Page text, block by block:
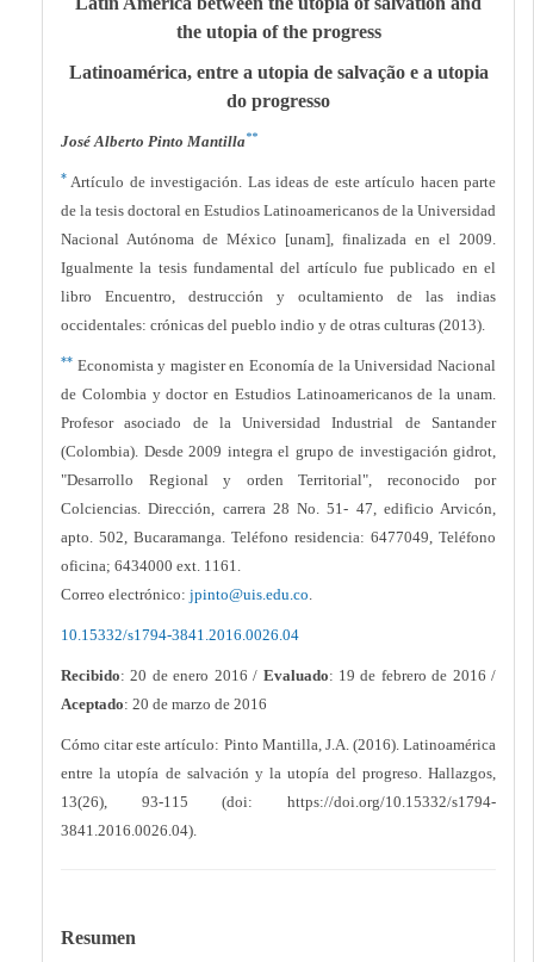
the utopia of the progress
Latinoamérica, entre a utopia de salvação e a utopia
do progresso
José Alberto Pinto Mantilla**
* Artículo de investigación. Las ideas de este artículo hacen parte
de la tesis doctoral en Estudios Latinoamericanos de la Universidad
Nacional Autónoma de México [unam], finalizada en el 2009.
Igualmente la tesis fundamental del artículo fue publicado en el
libro Encuentro, destrucción y ocultamiento de las indias
occidentales: crónicas del pueblo indio y de otras culturas (2013).
** Economista y magister en Economía de la Universidad Nacional
de Colombia y doctor en Estudios Latinoamericanos de la unam.
Profesor asociado de la Universidad Industrial de Santander
(Colombia). Desde 2009 integra el grupo de investigación gidrot,
"Desarrollo Regional y orden Territorial", reconocido por
Colciencias. Dirección, carrera 28 No. 51- 47, edificio Arvicón,
apto. 502, Bucaramanga. Teléfono residencia: 6477049, Teléfono
oficina; 6434000 ext. 1161.
Correo electrónico: jpinto@uis.edu.co
10.15332/s1794-3841.2016.0026.04
Recibido: 20 de enero 2016 / Evaluado: 19 de febrero de 2016 /
Aceptado: 20 de marzo de 2016
Cómo citar este artículo: Pinto Mantilla, J.A. (2016). Latinoamérica
entre la utopía de salvación y la utopía del progreso. Hallazgos,
13(26), 93-115 (doi: https://doi.org/10.15332/s1794-
3841.2016.0026.04).
Resumen